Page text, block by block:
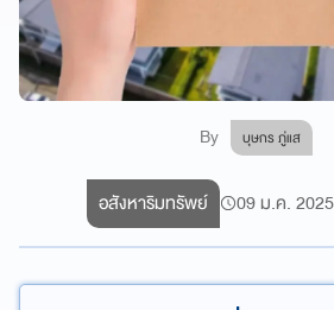
By บุษกร ภู่แส
อสังหาริมทรัพย์ 09 ม.ค.